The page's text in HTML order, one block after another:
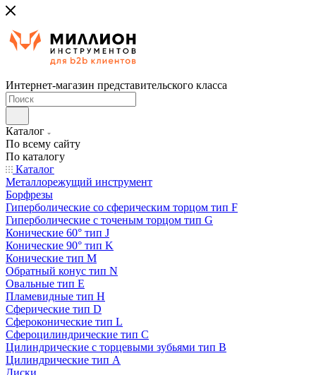
Интернет-магазин представительского класса
Каталог
По всему сайту
По каталогу
Каталог
Металлорежущий инструмент
Борфрезы
Гиперболические cо сферическим торцом тип F
Гиперболические с точеным торцом тип G
Конические 60° тип J
Конические 90° тип K
Конические тип M
Обратный конус тип N
Овальные тип E
Пламевидные тип H
Сферические тип D
Сфероконические тип L
Сфероцилиндрические тип C
Цилиндрические с торцевыми зубьями тип B
Цилиндрические тип А
Диски